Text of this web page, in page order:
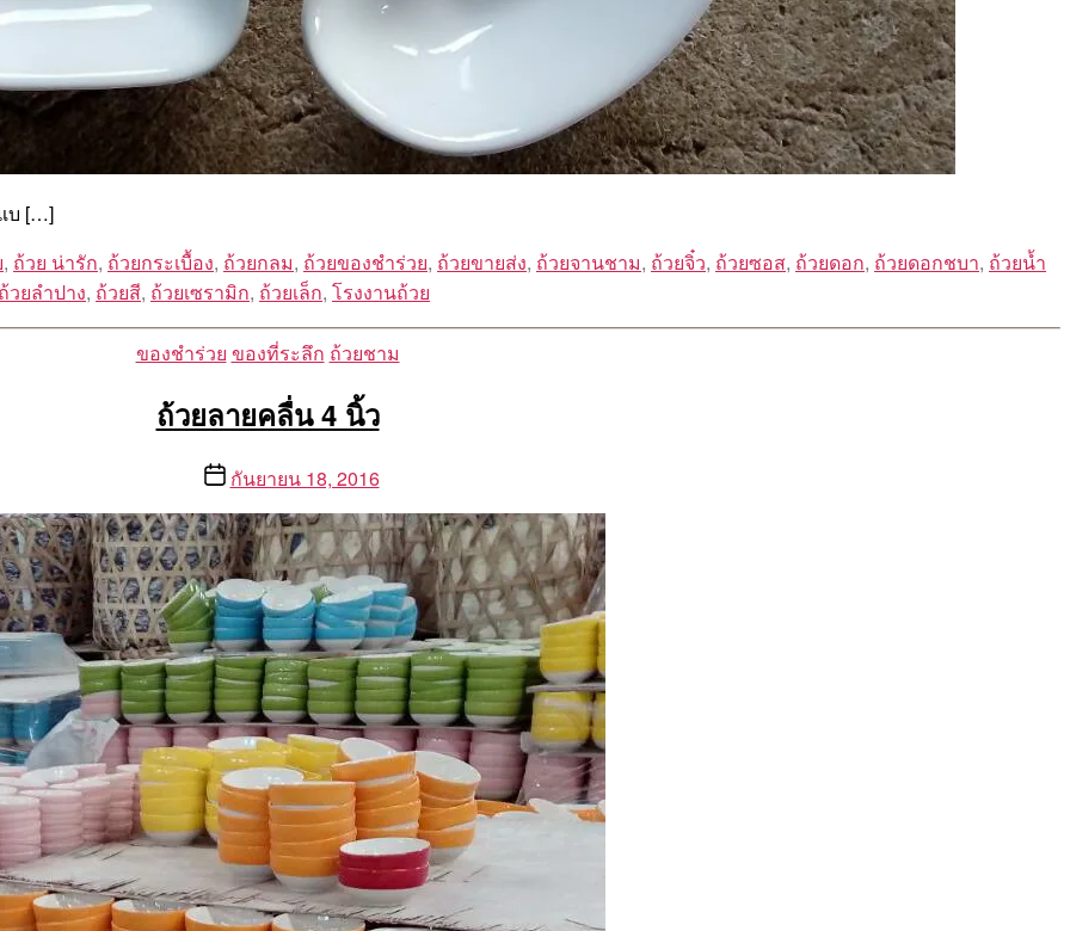
บ […]
, ถ้วย น่ารัก, ถ้วยกระเบื้อง, ถ้วยกลม, ถ้วยของชำร่วย, ถ้วยขายส่ง, ถ้วยจานชาม, ถ้วยจิ๋ว, ถ้วยซอส, ถ้วยดอก, ถ้วยดอกชบา, ถ้วยน้ำ
ถ้วยลำปาง, ถ้วยสี, ถ้วยเซรามิก, ถ้วยเล็ก, โรงงานถ้วย
Categories
ของชำร่วย ของที่ระลึก ถ้วยชาม
ถ้วยลายคลื่น 4 นิ้ว
Postกันยายน 18, 2016